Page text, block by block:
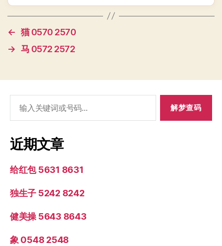
← 猫 0570 2570
→ 马 0572 2572
索：
近期文章
给红包 5631 8631
独生子 5242 8242
健美操 5643 8643
象 0548 2548